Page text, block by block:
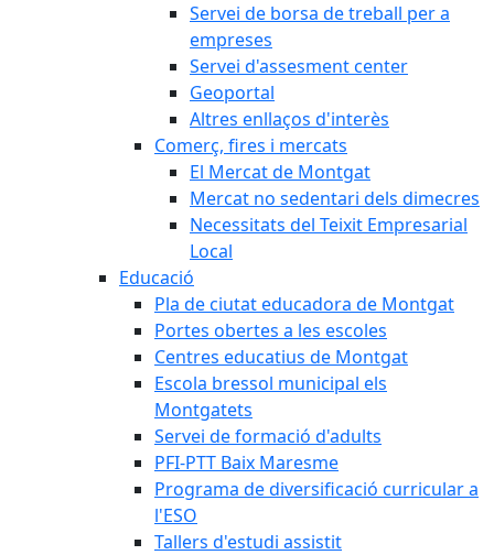
Servei de borsa de treball per a
empreses
Servei d'assesment center
Geoportal
Altres enllaços d'interès
Comerç, fires i mercats
El Mercat de Montgat
Mercat no sedentari dels dimecres
Necessitats del Teixit Empresarial
Local
Educació
Pla de ciutat educadora de Montgat
Portes obertes a les escoles
Centres educatius de Montgat
Escola bressol municipal els
Montgatets
Servei de formació d'adults
PFI-PTT Baix Maresme
Programa de diversificació curricular a
l'ESO
Tallers d'estudi assistit